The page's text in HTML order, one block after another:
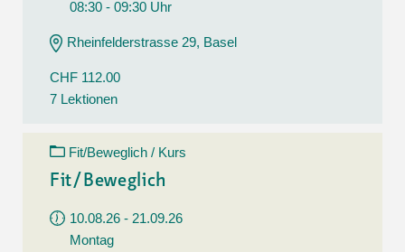
08:30 - 09:30 Uhr
Rheinfelderstrasse 29, Basel
CHF 112.00
7 Lektionen
Fit/Beweglich / Kurs
Fit/Beweglich
10.08.26 - 21.09.26
Montag